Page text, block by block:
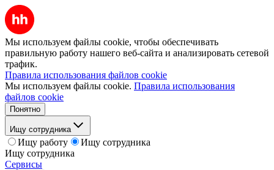
Мы используем файлы cookie, чтобы обеспечивать
правильную работу нашего веб-сайта и анализировать сетевой
трафик.
Правила использования файлов cookie
Мы используем файлы cookie. Правила использования
файлов cookie
Понятно
Ищу сотрудника
Ищу работу
Ищу сотрудника
Ищу сотрудника
Сервисы